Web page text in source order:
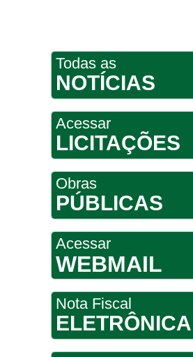
Todas as
NOTÍCIAS
Acessar
LICITAÇÕES
Obras
PÚBLICAS
Acessar
WEBMAIL
Nota Fiscal
ELETRÔNICA